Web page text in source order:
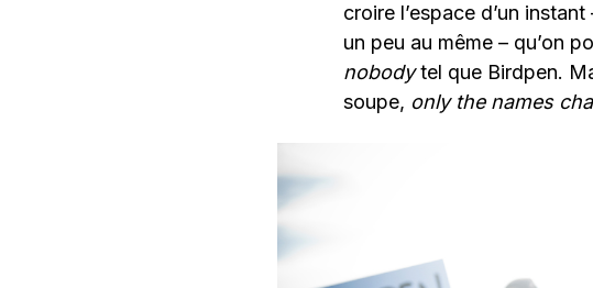
croire l’espace d’un
un peu au même – qu’on
nobodytel que Birdpen.
soupe, only the names